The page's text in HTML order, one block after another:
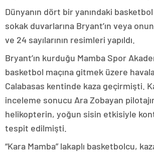
Dünyanın dört bir yanındaki basketbol
sokak duvarlarına Bryant’ın veya
ve 24 sayılarının resimleri yapıldı.
Bryant’ın kurduğu Mamba Spor
basketbol maçına gitmek üzere
Calabasas kentinde kaza geçirmişti.
inceleme sonucu Ara Zobayan
helikopterin, yoğun sisin etkisiyle
tespit edilmişti.
“Kara Mamba” lakaplı basketbolcu,